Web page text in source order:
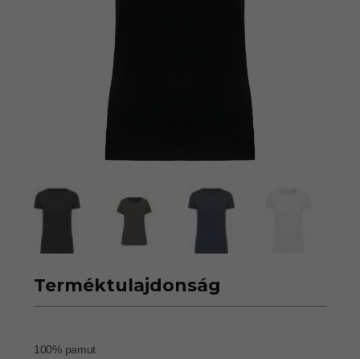
Terméktulajdonság
100% pamut